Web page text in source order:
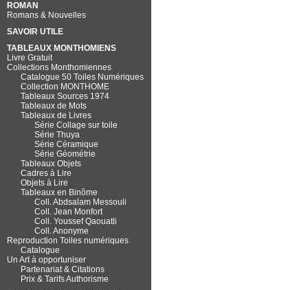
ROMAN
Romans & Nouvelles
SAVOIR UTILE
TABLEAUX MONTHOMIENS
Livre Gratuit
Collections Monthomiennes
Catalogue 50 Toiles Numériques
Collection MONTHOME
Tableaux Sources 1974
Tableaux de Mots
Tableaux de Livres
Série Collage sur toile
Série Thuya
Série Céramique
Série Géométrie
Tableaux Objets
Cadres à Lire
Objets à Lire
Tableaux en Binôme
Coll. Abdsalam Messouli
Coll. Jean Monfort
Coll. Youssef Qaouatli
Coll. Anonyme
Reproduction Toiles numériques
Catalogue
Un Art à opportuniser
Partenariat & Citations
Prix & Tarifs Authorisme